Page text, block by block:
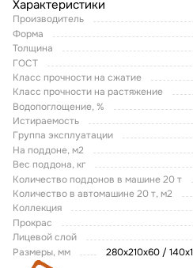
Характеристики
Производитель
Форма
Толщина
ГОСТ
Класс прочности на сжатие
Класс прочности на растяжение
Водопоглощение, %
Истираемость
Группа эксплуатации
На поддоне, м2
Вес поддона, кг
Количество поддонов в машине 20 т
Количество в автомашине 20 т, м2
Коллекция
Прокрас
Лицевой слой
Размеры, мм
280х210х60 /